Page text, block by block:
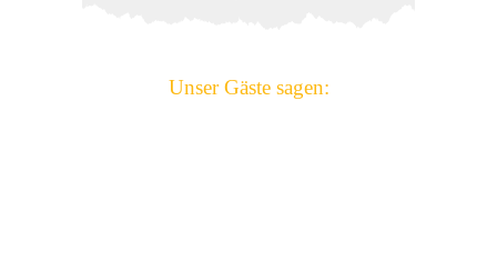
Unser Gäste sagen: